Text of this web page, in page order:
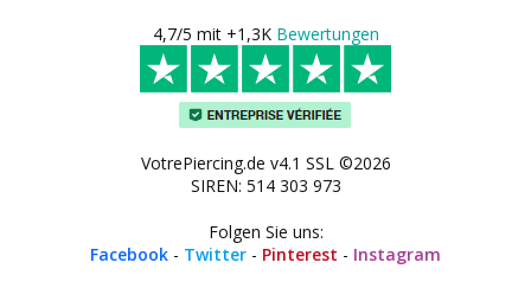
4,7/5 mit +1,3K Bewertungen
VotrePiercing.de v4.1 SSL ©2026
SIREN: 514 303 973
Folgen Sie uns:
Facebook - Twitter - Pinterest - Instagram